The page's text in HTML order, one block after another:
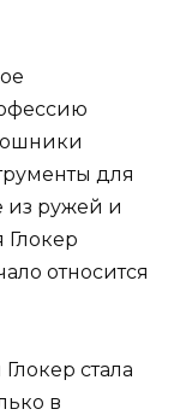
для
из ружей и
относится
стала
в